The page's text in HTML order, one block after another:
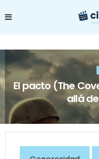
El pacto (The
allá